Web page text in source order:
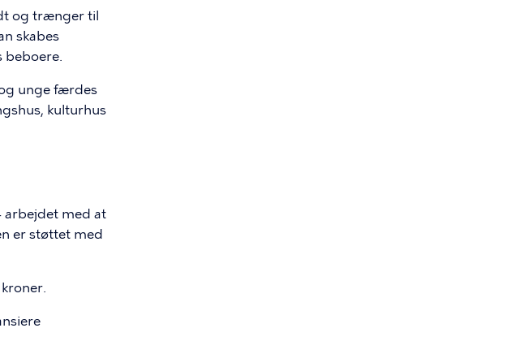
og trænger til
skabes
unge færdes
kulturhus
arbejdet med at
er støttet med